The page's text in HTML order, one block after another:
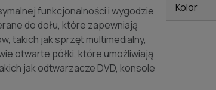
funkcjonalności i wygodzie
do dołu, które zapewniają
takich jak sprzęt multimedialny,
otwarte półki, które umożliwiają
jak odtwarzacze DVD, konsole
Kolor